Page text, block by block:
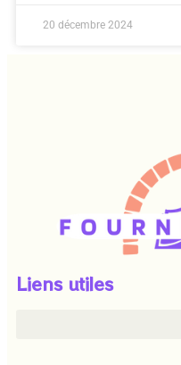
20 décembre 2024
Liens utiles